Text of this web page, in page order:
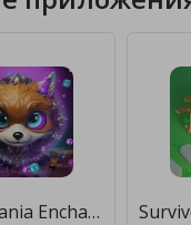
Math Mania Enchanted Forest [Много денег]